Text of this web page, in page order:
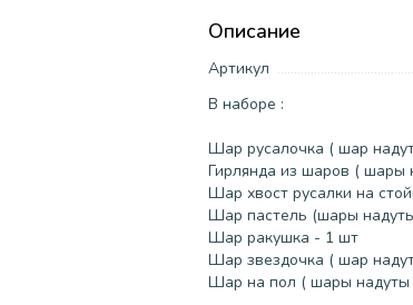
Описание
Артикул
В наборе :
Шар русалочка ( шар
Гирлянда из шаров ( шары
Шар хвост русалки на
Шар пастель (шары
Шар ракушка - 1 шт
Шар звездочка ( шар
Шар на пол ( шары надуты